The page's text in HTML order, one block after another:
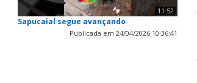
11:52
Sapucaial segue avançando
Publicada em 24/04/2026 10:36:41